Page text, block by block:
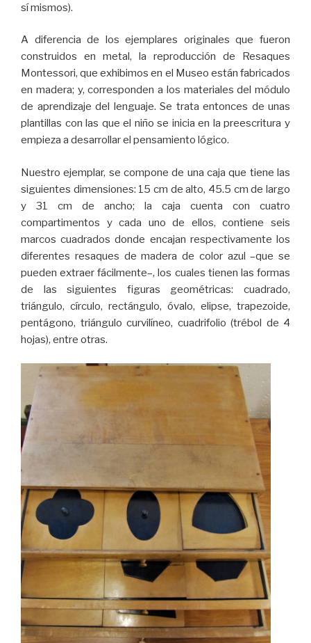
sí mismos).
A diferencia de los ejemplares originales que fueron
construidos en metal, la reproducción de Resaques
Montessori, que exhibimos en el Museo están fabricados
en madera; y, corresponden a los materiales del módulo
de aprendizaje del lenguaje. Se trata entonces de unas
plantillas con las que el niño se inicia en la preescritura y
empieza a desarrollar el pensamiento lógico.
Nuestro ejemplar, se compone de una caja que tiene las
siguientes dimensiones: 15 cm de alto, 45.5 cm de largo
y 31 cm de ancho; la caja cuenta con cuatro
compartimentos y cada uno de ellos, contiene seis
marcos cuadrados donde encajan respectivamente los
diferentes resaques de madera de color azul –que se
pueden extraer fácilmente–, los cuales tienen las formas
de las siguientes figuras geométricas: cuadrado,
triángulo, círculo, rectángulo, óvalo, elipse, trapezoide,
pentágono, triángulo curvilíneo, cuadrifolio (trébol de 4
hojas), entre otras.